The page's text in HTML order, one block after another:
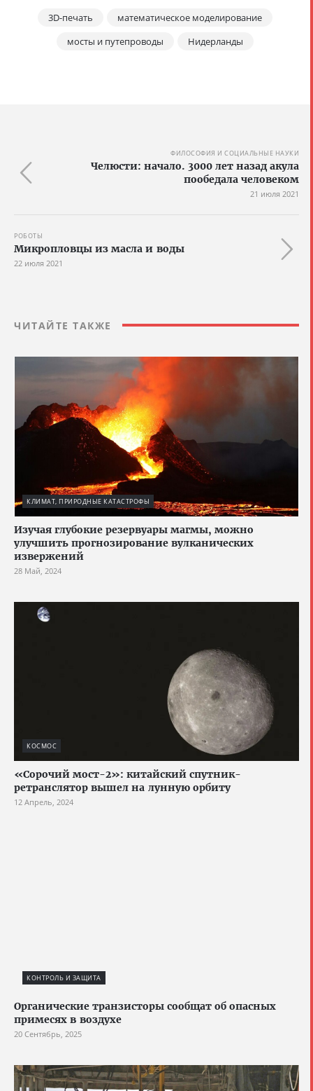
3D-печать
математическое моделирование
мосты и путепроводы
Нидерланды
ФИЛОСОФИЯ И СОЦИАЛЬНЫЕ НАУКИ
Челюсти: начало. 3000 лет назад акула
пообедала человеком
21 июля 2021
РОБОТЫ
Микропловцы из масла и воды
22 июля 2021
ЧИТАЙТЕ ТАКЖЕ
КЛИМАТ, ПРИРОДНЫЕ КАТАСТРОФЫ
Изучая глубокие резервуары магмы, можно
улучшить прогнозирование вулканических
извержений
28 Май, 2024
КОСМОС
«Сорочий мост-2»: китайский спутник-
ретранслятор вышел на лунную орбиту
12 Апрель, 2024
КОНТРОЛЬ И ЗАЩИТА
Органические транзисторы сообщат об опасных
примесях в воздухе
20 Сентябрь, 2025